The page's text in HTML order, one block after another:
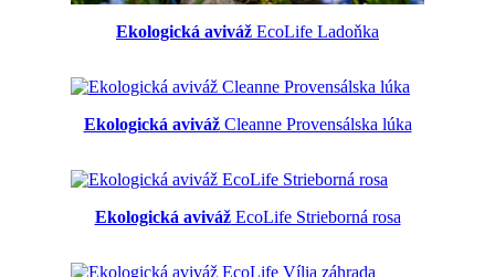
Ekologická aviváž EcoLife Ladoňka
Ekologická avivážCleanne Provensálska lúka
Ekologická avivážEcoLife Strieborná rosa